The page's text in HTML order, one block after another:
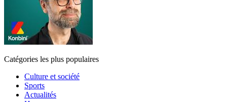
Catégories les plus populaires
Culture et société
Sports
Actualités